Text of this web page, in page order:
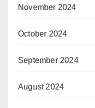
November 2024
October 2024
September 2024
August 2024